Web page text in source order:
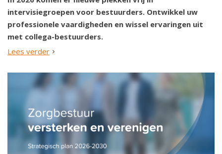
intervisiegroepen voor bestuurders. Ontwikkel uw
professionele vaardigheden en wissel ervaringen uit
met collega-bestuurders.
Lees verder